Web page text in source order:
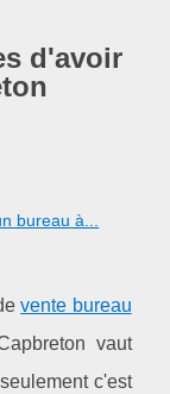
d'avoir
bureau à...
vente bureau
vaut
c'est